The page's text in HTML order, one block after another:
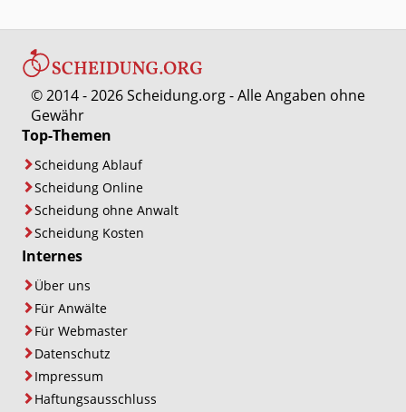
© 2014 - 2026 Scheidung.org - Alle Angaben ohne
Gewähr
Top-Themen
Scheidung Ablauf
Scheidung Online
Scheidung ohne Anwalt
Scheidung Kosten
Internes
Über uns
Für Anwälte
Für Webmaster
Datenschutz
Impressum
Haftungsausschluss